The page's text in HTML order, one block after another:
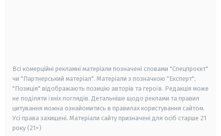
Всі комерційні рекламні матеріали позначені словами "Спецпроєкт"
чи "Партнерський матеріал". Матеріали з позначкою "Експерт",
"Позиція" відображають позицію авторів та героїв. Редакція може
не поділяти їхніх поглядів. Детальніше щодо реклами та правил
цитування можна ознайомитись в правилах користування сайтом.
Усі права захищені. Матеріали сайту призначені для осіб старше 21
року (21+)